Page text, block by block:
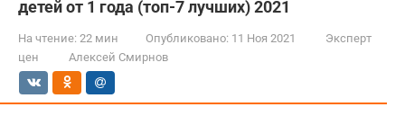
детей от 1 года (топ-7 лучших) 2021
На чтение: 22 мин Опубликовано: 11 Ноя 2021
Эксперт
цен
Алексей Смирнов